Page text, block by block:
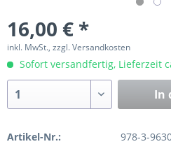
16,00 € *
inkl. MwSt., zzgl. Versandkosten
Sofort versandfertig, Lieferzeit
In
Artikel-Nr.:
978-3-